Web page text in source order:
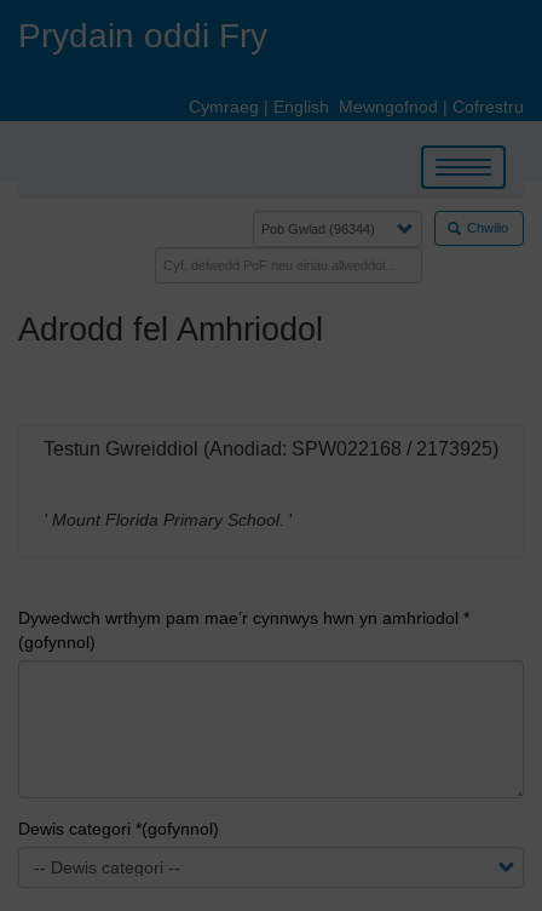
Prydain oddi Fry
Cymraeg | English Mewngofnod | Cofrestru
Toggle
navigation
Chwilio
Adrodd fel Amhriodol
Testun Gwreiddiol (Anodiad: SPW022168 / 2173925)
' Mount Florida Primary School. '
Dywedwch wrthym pam mae’r cynnwys hwn yn amhriodol *
(gofynnol)
Dewis categori *(gofynnol)